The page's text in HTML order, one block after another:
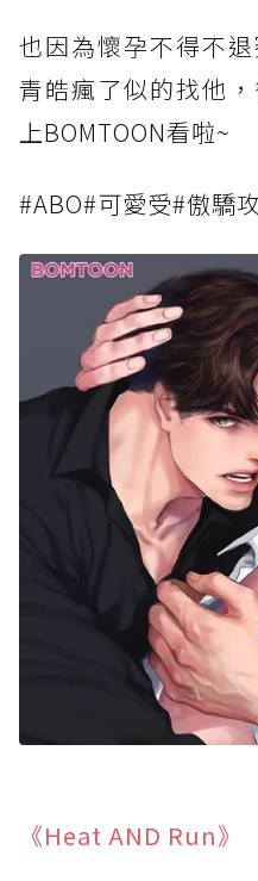
也因為懷孕不得不
青皓瘋了似的找他
上BOMTOON看啦~
#ABO#可愛受#傲驕攻
《Heat AND Run》